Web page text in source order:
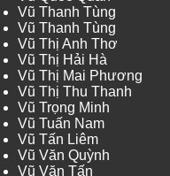
Vũ Thanh Tùng
Vũ Thanh Tùng
Vũ Thị Anh Thơ
Vũ Thị Hải Hà
Vũ Thị Mai Phương
Vũ Thị Thu Thanh
Vũ Trọng Minh
Vũ Tuấn Nam
Vũ Tấn Liêm
Vũ Văn Quỳnh
Vũ Văn Tấn